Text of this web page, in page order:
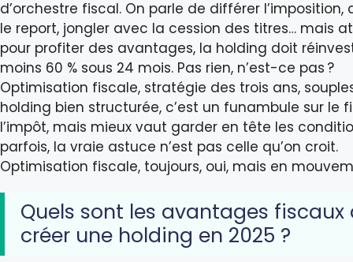
d’orchestre fiscal. On parle de différer l’imposition,
le report, jongler avec la cession des titres… mais
pour profiter des avantages, la holding doit
moins 60 % sous 24 mois. Pas rien, n’est-ce pas ?
Optimisation fiscale, stratégie des trois ans,
holding bien structurée, c’est un funambule sur le
l’impôt, mais mieux vaut garder en tête les
parfois, la vraie astuce n’est pas celle qu’on croit.
Optimisation fiscale, toujours, oui, mais en
Quels sont les avantages fiscaux
créer une holding en 2025 ?